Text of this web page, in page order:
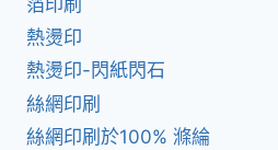
熱燙印
熱燙印-閃紙閃石
絲網印刷
絲網印刷於100% 滌綸